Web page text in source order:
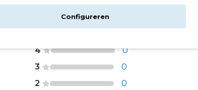
4
0
3
0
2
0
Configureren